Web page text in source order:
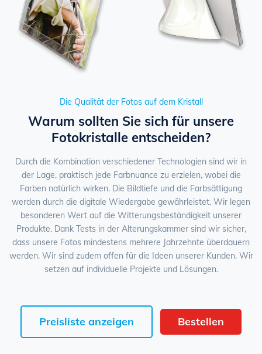
Die Qualität der Fotos auf dem Kristall
Warum sollten Sie sich für unsere
Fotokristalle entscheiden?
Durch die Kombination verschiedener Technologien sind wir in
der Lage, praktisch jede Farbnuance zu erzielen, wobei die
Farben natürlich wirken. Die Bildtiefe und die Farbsättigung
werden durch die digitale Wiedergabe gewährleistet. Wir legen
besonderen Wert auf die Witterungsbeständigkeit unserer
Produkte. Dank Tests in der Alterungskammer sind wir sicher,
dass unsere Fotos mindestens mehrere Jahrzehnte überdauern
werden. Wir sind zudem offen für die Ideen unserer Kunden. Wir
setzen auf individuelle Projekte und Lösungen.
Preisliste anzeigen Bestellen